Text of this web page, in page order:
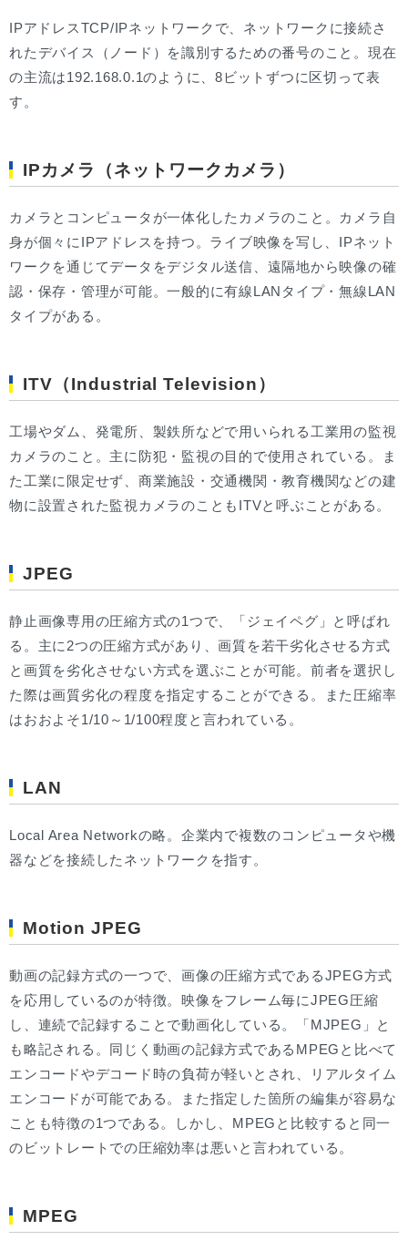
IPアドレスTCP/IPネットワークで、ネットワークに接続さ
れたデバイス（ノード）を識別するための番号のこと。現在
の主流は192.168.0.1のように、8ビットずつに区切って表
す。
IPカメラ（ネットワークカメラ）
カメラとコンピュータが一体化したカメラのこと。カメラ自
身が個々にIPアドレスを持つ。ライブ映像を写し、IPネット
ワークを通じてデータをデジタル送信、遠隔地から映像の確
認・保存・管理が可能。一般的に有線LANタイプ・無線LAN
タイプがある。
ITV（Industrial Television）
工場やダム、発電所、製鉄所などで用いられる工業用の監視
カメラのこと。主に防犯・監視の目的で使用されている。ま
た工業に限定せず、商業施設・交通機関・教育機関などの建
物に設置された監視カメラのこともITVと呼ぶことがある。
JPEG
静止画像専用の圧縮方式の1つで、「ジェイペグ」と呼ばれ
る。主に2つの圧縮方式があり、画質を若干劣化させる方式
と画質を劣化させない方式を選ぶことが可能。前者を選択し
た際は画質劣化の程度を指定することができる。また圧縮率
はおおよそ1/10～1/100程度と言われている。
LAN
Local Area Networkの略。企業内で複数のコンピュータや機
器などを接続したネットワークを指す。
Motion JPEG
動画の記録方式の一つで、画像の圧縮方式であるJPEG方式
を応用しているのが特徴。映像をフレーム毎にJPEG圧縮
し、連続で記録することで動画化している。「MJPEG」と
も略記される。同じく動画の記録方式であるMPEGと比べて
エンコードやデコード時の負荷が軽いとされ、リアルタイム
エンコードが可能である。また指定した箇所の編集が容易な
ことも特徴の1つである。しかし、MPEGと比較すると同一
のビットレートでの圧縮効率は悪いと言われている。
MPEG